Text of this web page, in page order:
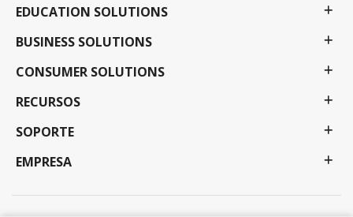
EDUCATION SOLUTIONS
BUSINESS SOLUTIONS
CONSUMER SOLUTIONS
RECURSOS
SOPORTE
EMPRESA